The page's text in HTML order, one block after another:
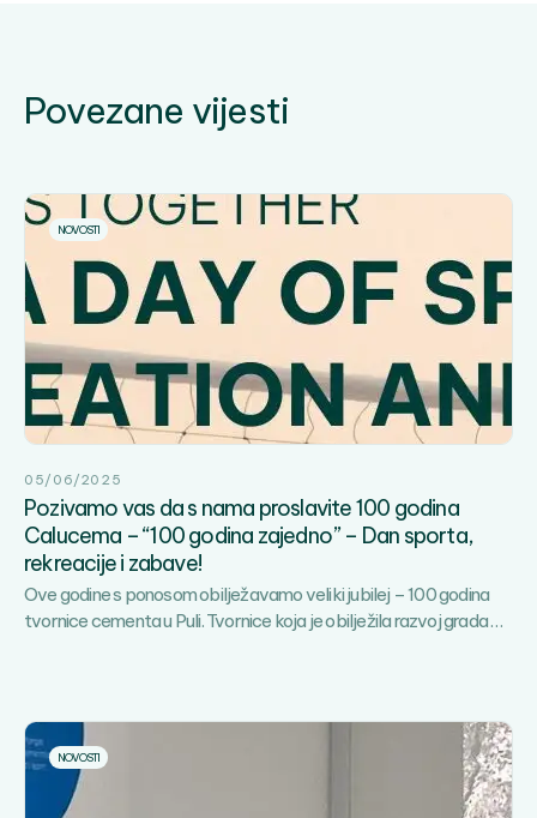
Povezane vijesti
NOVOSTI
05/06/2025
Pozivamo vas da s nama proslavite 100 godina
Calucema – “100 godina zajedno” – Dan sporta,
rekreacije i zabave!
Ove godine s ponosom obilježavamo veliki jubilej – 100 godina
tvornice cementa u Puli. Tvornice koja je obilježila razvoj grada…
100
NOVOSTI